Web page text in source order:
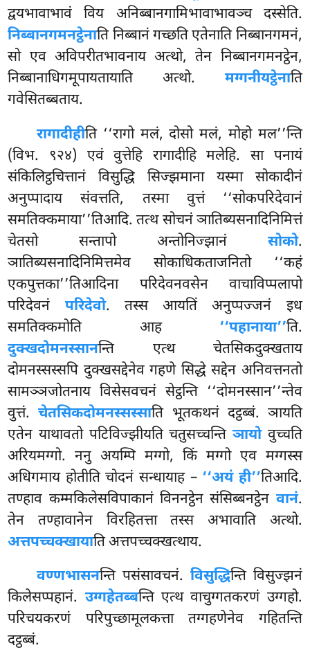
द्वयभावाभावं विय अनिब्बानगामिभावाभावञ्च दस्सेति.
निब्बानगमनट्ठेनाति निब्बानं गच्छति एतेनाति निब्बानगमनं,
सो एव अविपरीतभावनाय अत्थो, तेन निब्बानगमनट्ठेन,
निब्बानाधिगमूपायतायाति अत्थो. मग्गनीयट्ठेनाति
गवेसितब्बताय.
रागादीहीति ‘‘रागो मलं, दोसो मलं, मोहो मल’’न्ति
(विभ. ९२४) एवं वुत्तेहि रागादीहि मलेहि. सा पनायं
संकिलिट्ठचित्तानं विसुद्धि सिज्झमाना यस्मा सोकादीनं
अनुप्पादाय संवत्तति, तस्मा वुत्तं ‘‘सोकपरिदेवानं
समतिक्कमाया’’तिआदि. तत्थ सोचनं ञातिब्यसनादिनिमित्तं
चेतसो सन्तापो अन्तोनिज्झानं सोको.
ञातिब्यसनादिनिमित्तमेव सोकाधिकताजनितो ‘‘कहं
एकपुत्तका’’तिआदिना परिदेवनवसेन वाचाविप्पलापो
परिदेवनं परिदेवो. तस्स आयतिं अनुप्पज्जनं इध
समतिक्कमोति आह ‘‘पहानाया’’ति.
दुक्खदोमनस्सानन्ति एत्थ चेतसिकदुक्खताय
दोमनस्सस्सपि दुक्खसद्देनेव गहणे सिद्धे सद्देन अनिवत्तनतो
सामञ्ञजोतनाय विसेसवचनं सेट्ठन्ति ‘‘दोमनस्सान’’न्तेव
वुत्तं.चेतसिकदोमनस्सस्साति भूतकथनं दट्ठब्बं. ञायति
एतेन याथावतो पटिविज्झीयति चतुसच्चन्तिञायोवुच्चति
अरियमग्गो. ननु अयम्पि मग्गो, किं मग्गो एव मग्गस्स
अधिगमाय होतीति चोदनं सन्धायाह – ‘‘अयं ही’’तिआदि.
तण्हाव कम्मकिलेसविपाकानं विननट्ठेन संसिब्बनट्ठेन वानं.
तेन तण्हावानेन विरहितत्ता तस्स अभावाति अत्थो.
अत्तपच्चक्खायाति अत्तपच्चक्खत्थाय.
वण्णभासनन्ति पसंसावचनं. विसुद्धिन्ति विसुज्झनं
किलेसप्पहानं. उग्गहेतब्बन्ति एत्थ वाचुग्गतकरणं उग्गहो.
परिचयकरणं परिपुच्छामूलकत्ता तग्गहणेनेव गहितन्ति
दट्ठब्बं.